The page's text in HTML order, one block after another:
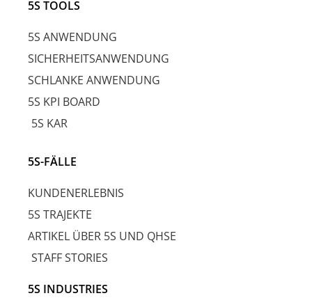
5S TOOLS
5S ANWENDUNG
SICHERHEITSANWENDUNG
SCHLANKE ANWENDUNG
5S KPI BOARD
5S KAR
5S-FÄLLE
KUNDENERLEBNIS
5S TRAJEKTE
ARTIKEL ÜBER 5S UND QHSE
STAFF STORIES
5S INDUSTRIES